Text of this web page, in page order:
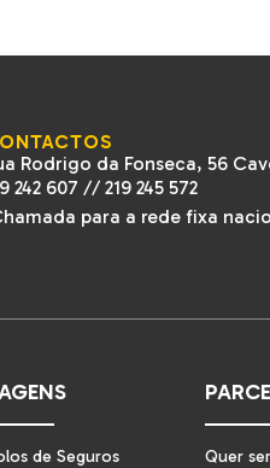
Rodrigo da Fonseca, 56
242 607 // 219 245 572
para a rede fixa
de Seguros Quer